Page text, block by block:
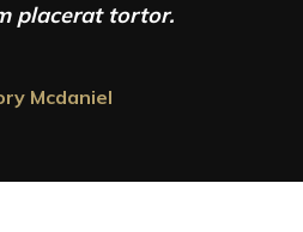
placerat tortor.
Mcdaniel